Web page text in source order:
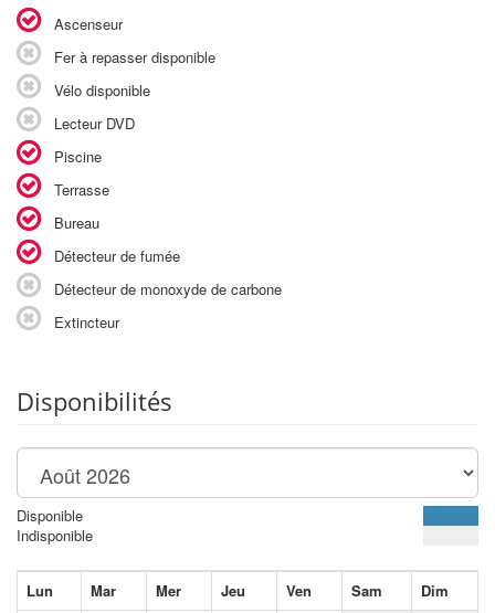
Ascenseur
Fer à repasser disponible
Vélo disponible
Lecteur DVD
Piscine
Terrasse
Bureau
Détecteur de fumée
Détecteur de monoxyde de carbone
Extincteur
Disponibilités
Disponible
Indisponible
Lun Mar Mer Jeu Ven Sam
Dim